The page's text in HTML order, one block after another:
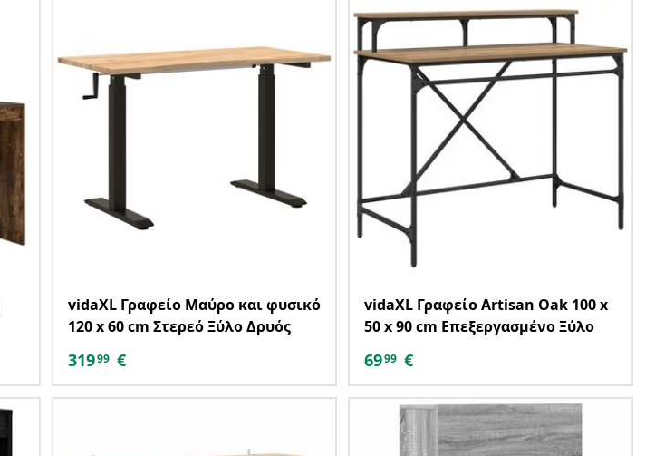
vidaXL Γραφείο Μαύρο και φυσικό
120 x 60 cm Στερεό Ξύλο Δρυός
31999 €
vidaXL Γραφείο Artisan Oak 100 x
50 x 90 cm Επεξεργασμένο Ξύλο
6999 €